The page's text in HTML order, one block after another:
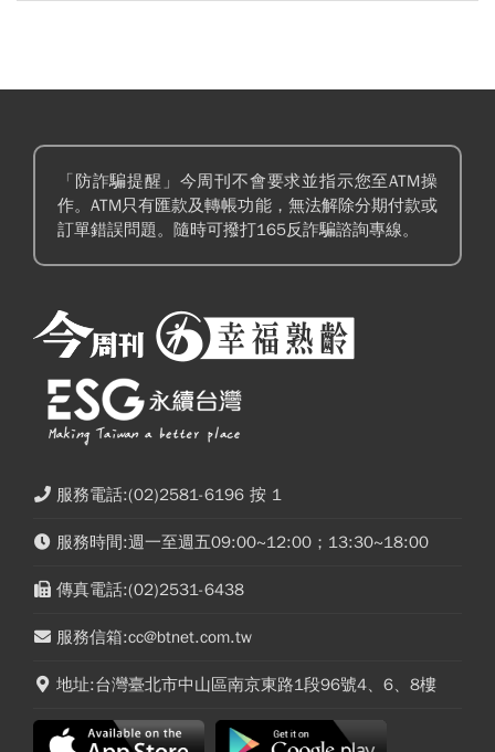
「防詐騙提醒」今周刊不會要求並指示您至ATM操
作。ATM只有匯款及轉帳功能，無法解除分期付款或
訂單錯誤問題。隨時可撥打165反詐騙諮詢專線。
服務電話:(02)2581-6196 按 1
服務時間:週一至週五09:00~12:00；13:30~18:00
傳真電話:(02)2531-6438
服務信箱:cc@btnet.com.tw
地址:台灣臺北市中山區南京東路1段96號4、6、8樓